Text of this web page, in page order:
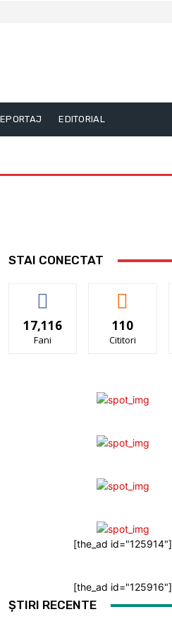
EDITORIAL
STAI CONECTAT
17,116
Fani
110
Cititori
[the_ad id="125914"]
[the_ad id="125916"]
ȘTIRI RECENTE